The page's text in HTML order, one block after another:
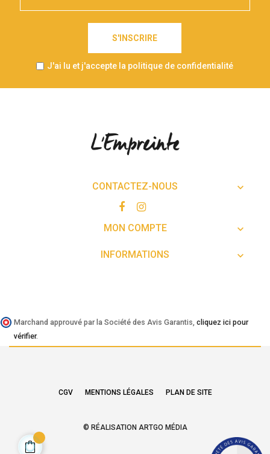
S'INSCRIRE
J'ai lu et j'accepte la politique de confidentialité
CONTACTEZ-NOUS 
MON COMPTE 
INFORMATIONS 
Marchand approuvé par la Société des Avis Garantis, cliquez ici pour
vérifier.
CGV MENTIONS LÉGALES PLAN DE SITE
© RÉALISATION ARTGO MÉDIA